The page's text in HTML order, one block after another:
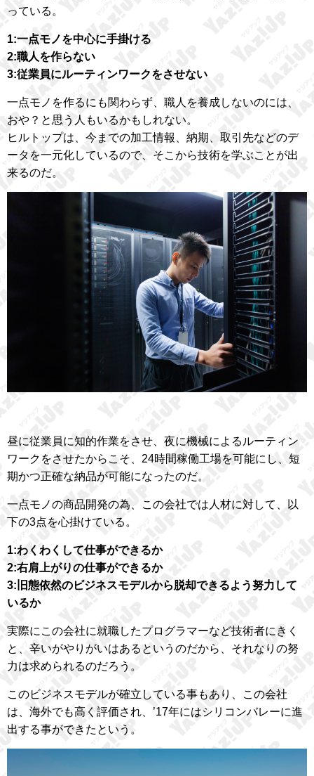
っている。
1:一点モノを中心に手掛ける
2:職人を作らない
3:従業員にルーティンワークをさせない
一点モノを作るにも関わらず、職人を養成しないのには、
おや？と思う人もいるかもしれない。
ヒルトップは、今までの加工情報、納期、取引先などのデ
ータを一元化しているので、そこから技術を学ぶことが出
来るのだ。
昼に従業員に知的作業をさせ、夜に機械によるルーティン
ワークをさせたからこそ、24時間稼働工場を可能にし、短
期かつ正確な納品が可能になったのだ。
一点モノの商品開発の為、この会社では人材に対して、以
下の3点を心掛けている。
1:わくわくして仕事ができるか
2:右肩上がりの仕事ができるか
3:旧態依然のビジネスモデルから脱却できるよう努力して
いるか
実際にこの会社に就職したプログラマーなど技術者にきく
と、辛いがやりがいはあるというのだから、それなりの努
力は求められるのだろう。
このビジネスモデルが確立している事もあり、この会社
は、海外でも高く評価され、’17年にはシリコンバレーに進
出する事ができたという。